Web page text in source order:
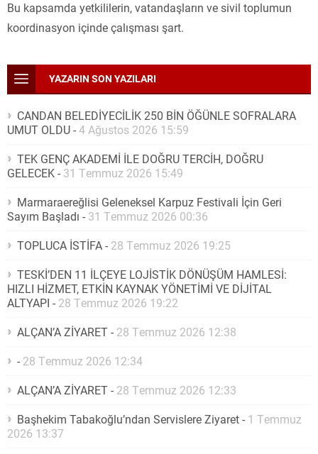
Bu kapsamda yetkililerin, vatandaşların ve sivil toplumun
koordinasyon içinde çalışması şart.
YAZARIN SON YAZILARI
CANDAN BELEDİYECİLİK 250 BİN ÖĞÜNLE SOFRALARA
UMUT OLDU-4 Ağustos 2026 15:59
TEK GENÇ AKADEMİ İLE DOĞRU TERCİH, DOĞRU
GELECEK- 31 Temmuz 2026 15:49
Marmaraereğlisi Geleneksel Karpuz Festivali İçin Geri
Sayım Başladı - 31 Temmuz 2026 00:36
TOPLUCA İSTİFA- 28 Temmuz 2026 19:25
TESKİ’DEN 11 İLÇEYE LOJİSTİK DÖNÜŞÜM HAMLESİ:
HIZLI HİZMET, ETKİN KAYNAK YÖNETİMİ VE DİJİTAL
ALTYAPI - 28 Temmuz 2026 19:22
ALÇAN’A ZİYARET- 28 Temmuz 2026 12:38
- 28 Temmuz 2026 12:34
ALÇAN’A ZİYARET- 28 Temmuz 2026 12:33
Başhekim Tabakoğlu’ndan Servislere Ziyaret- 1 Temmuz
2026 13:37